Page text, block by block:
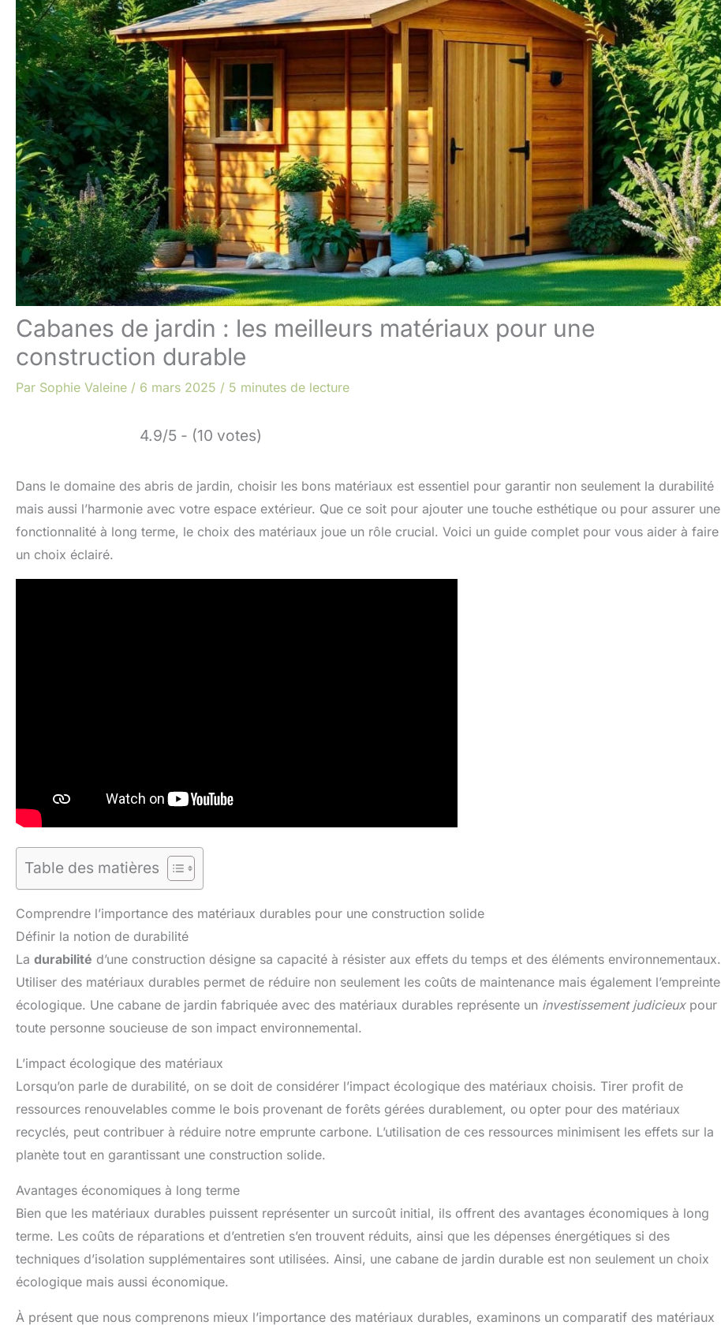
Cabanes de jardin : les meilleurs matériaux pour une
construction durable
Par Sophie Valeine / 6 mars 2025 / 5 minutes de lecture
4.9/5 - (10 votes)
Dans le domaine des abris de jardin, choisir les bons matériaux est essentiel pour garantir non seulement la durabilité
mais aussi l’harmonie avec votre espace extérieur. Que ce soit pour ajouter une touche esthétique ou pour assurer une
fonctionnalité à long terme, le choix des matériaux joue un rôle crucial. Voici un guide complet pour vous aider à faire
un choix éclairé.
Table des matières
Comprendre l’importance des matériaux durables pour une construction solide
Définir la notion de durabilité
La durabilité d’une construction désigne sa capacité à résister aux effets du temps et des éléments environnementaux.
Utiliser des matériaux durables permet de réduire non seulement les coûts de maintenance mais également l’empreinte
écologique. Une cabane de jardin fabriquée avec des matériaux durables représente un investissement judicieuxpour
toute personne soucieuse de son impact environnemental.
L’impact écologique des matériaux
Lorsqu’on parle de durabilité, on se doit de considérer l’impact écologique des matériaux choisis. Tirer profit de
ressources renouvelables comme le bois provenant de forêts gérées durablement, ou opter pour des matériaux
recyclés, peut contribuer à réduire notre emprunte carbone. L’utilisation de ces ressources minimisent les effets sur la
planète tout en garantissant une construction solide.
Avantages économiques à long terme
Bien que les matériaux durables puissent représenter un surcoût initial, ils offrent des avantages économiques à long
terme. Les coûts de réparations et d’entretien s’en trouvent réduits, ainsi que les dépenses énergétiques si des
techniques d’isolation supplémentaires sont utilisées. Ainsi, une cabane de jardin durable est non seulement un choix
écologique mais aussi économique.
À présent que nous comprenons mieux l’importance des matériaux durables, examinons un comparatif des matériaux